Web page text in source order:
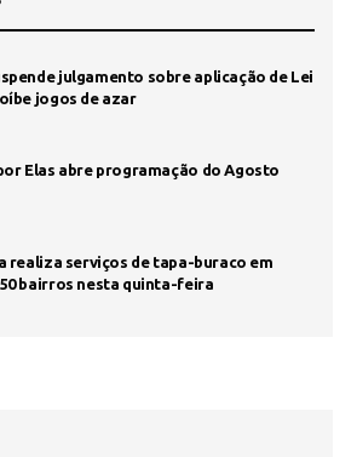
julgamento sobre aplicação de Lei
jogos de azar
Elas abre programação do Agosto
realiza serviços de tapa-buraco em
bairros nesta quinta-feira